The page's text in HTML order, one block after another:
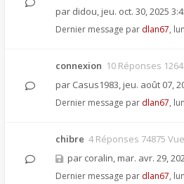
par didou, jeu. oct. 30, 2025
Dernier message par dlan67,
connexion 10 Réponses
par Casus1983, jeu. août 07,
Dernier message par dlan67,
chibre 4 Réponses 74875
par coralin, mar. avr. 29,
Dernier message par dlan67,